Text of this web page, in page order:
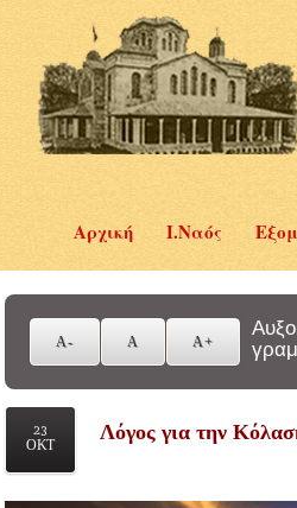
Αρχική Ι.Ναός
23
ΟΚΤ
Λόγος για την